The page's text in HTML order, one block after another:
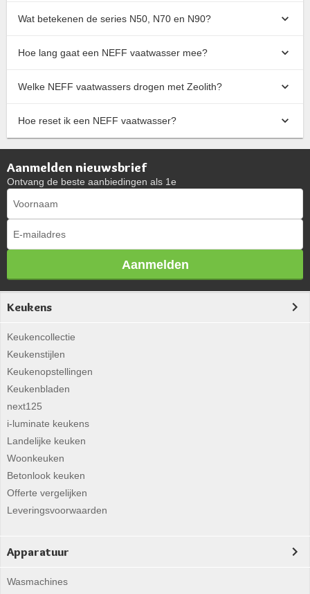
Wat betekenen de series N50, N70 en N90?
Hoe lang gaat een NEFF vaatwasser mee?
Welke NEFF vaatwassers drogen met Zeolith?
Hoe reset ik een NEFF vaatwasser?
Aanmelden nieuwsbrief
Ontvang de beste aanbiedingen als 1e
Aanmelden
Keukens
Keukencollectie
Keukenstijlen
Keukenopstellingen
Keukenbladen
next125
i-luminate keukens
Landelijke keuken
Woonkeuken
Betonlook keuken
Offerte vergelijken
Leveringsvoorwaarden
Apparatuur
Wasmachines